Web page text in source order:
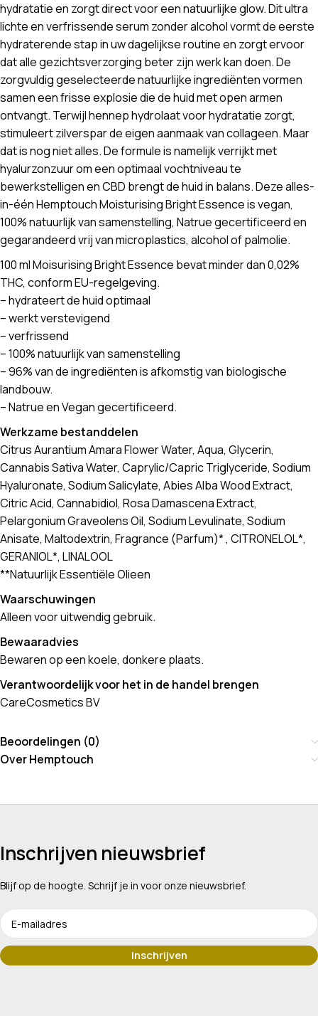
hydratatie en zorgt direct voor een natuurlijke glow. Dit ultra
lichte en verfrissende serum zonder alcohol vormt de eerste
hydraterende stap in uw dagelijkse routine en zorgt ervoor
dat alle gezichtsverzorging beter zijn werk kan doen. De
zorgvuldig geselecteerde natuurlijke ingrediënten vormen
samen een frisse explosie die de huid met open armen
ontvangt. Terwijl hennep hydrolaat voor hydratatie zorgt,
stimuleert zilverspar de eigen aanmaak van collageen. Maar
dat is nog niet alles. De formule is namelijk verrijkt met
hyalurzonzuur om een optimaal vochtniveau te
bewerkstelligen en CBD brengt de huid in balans. Deze alles-
in-één Hemptouch Moisturising Bright Essence is vegan,
100% natuurlijk van samenstelling, Natrue gecertificeerd en
gegarandeerd vrij van microplastics, alcohol of palmolie.
100 ml Moisurising Bright Essence bevat minder dan 0,02%
THC, conform EU-regelgeving.
– hydrateert de huid optimaal
– werkt verstevigend
– verfrissend
– 100% natuurlijk van samenstelling
– 96% van de ingrediënten is afkomstig van biologische
landbouw.
– Natrue en Vegan gecertificeerd.
Werkzame bestanddelen
Citrus Aurantium Amara Flower Water, Aqua, Glycerin,
Cannabis Sativa Water, Caprylic/Capric Triglyceride, Sodium
Hyaluronate, Sodium Salicylate, Abies Alba Wood Extract,
Citric Acid, Cannabidiol, Rosa Damascena Extract,
Pelargonium Graveolens Oil, Sodium Levulinate, Sodium
Anisate, Maltodextrin, Fragrance (Parfum)* , CITRONELOL*,
GERANIOL*, LINALOOL
**Natuurlijk Essentiële Olieen
Waarschuwingen
Alleen voor uitwendig gebruik.
Bewaaradvies
Bewaren op een koele, donkere plaats.
Verantwoordelijk voor het in de handel brengen
CareCosmetics BV
Beoordelingen (0)
Over Hemptouch
Inschrijven nieuwsbrief
Blijf op de hoogte. Schrijf je in voor onze nieuwsbrief.